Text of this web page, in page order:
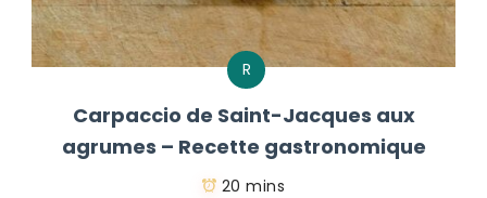
R
Carpaccio de Saint-Jacques aux
agrumes – Recette gastronomique
20 mins